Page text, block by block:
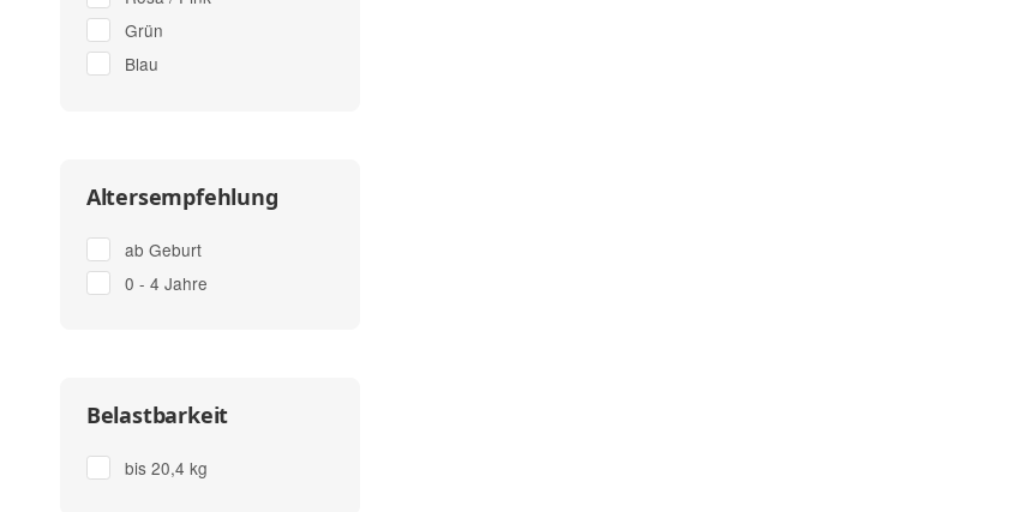
Grün
Blau
Altersempfehlung
ab Geburt
0 - 4 Jahre
Belastbarkeit
bis 20,4 kg